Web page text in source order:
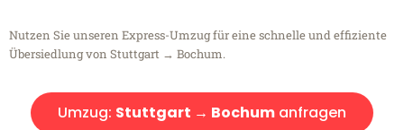
Nutzen Sie unseren Express-Umzug für eine schnelle und effiziente
Übersiedlung von Stuttgart → Bochum.
Umzug: Stuttgart → Bochum anfragen